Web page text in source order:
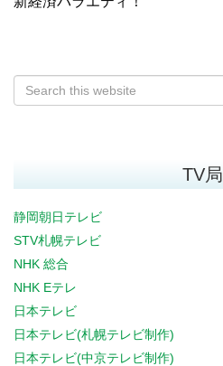
TV局
静岡朝日テレビ
STV札幌テレビ
NHK 総合
NHK Eテレ
日本テレビ
日本テレビ(札幌テレビ制作)
日本テレビ(中京テレビ制作)